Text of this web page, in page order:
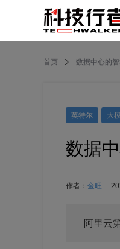
首页 数据中心的
英特尔 大
数据
作者： 金旺
阿里云